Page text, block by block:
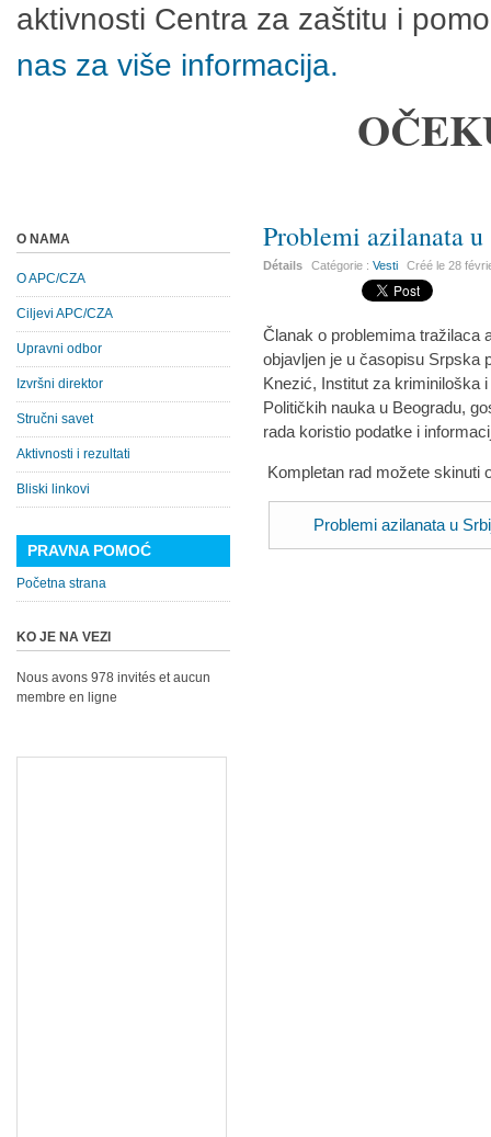
aktivnosti Centra za zaštitu i
nas za više informacija.
Problemi azilanata
Détails Catégorie :Vesti Créé le28
Članak o problemima tražilaca
objavljen je u časopisu Srpska
Knezić, Institut za kriminiloška
Političkih nauka u Beogradu,
rada koristio podatke i
Kompletan rad možete skinuti
Problemi azilanata u
O NAMA
O APC/CZA
Ciljevi APC/CZA
Upravni odbor
Izvršni direktor
Stručni savet
Aktivnosti i rezultati
Bliski linkovi
PRAVNA POMOĆ
Početna strana
KO JE NA VEZI
Nous avons 978 invités et aucun
membre en ligne